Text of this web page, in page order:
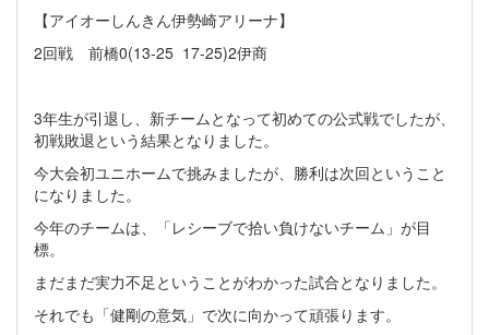
【アイオーしんきん伊勢崎アリーナ】
2回戦 前橋0(13-25 17-25)2伊商
3年生が引退し、新チームとなって初めての公式戦でしたが、
初戦敗退という結果となりました。
今大会初ユニホームで挑みましたが、勝利は次回ということ
になりました。
今年のチームは、「レシーブで拾い負けないチーム」が目
標。
まだまだ実力不足ということがわかった試合となりました。
それでも「健剛の意気」で次に向かって頑張ります。